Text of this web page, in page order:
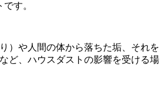
す。
）や人間の体から落ちた垢、それを
ど、ハウスダストの影響を受ける場